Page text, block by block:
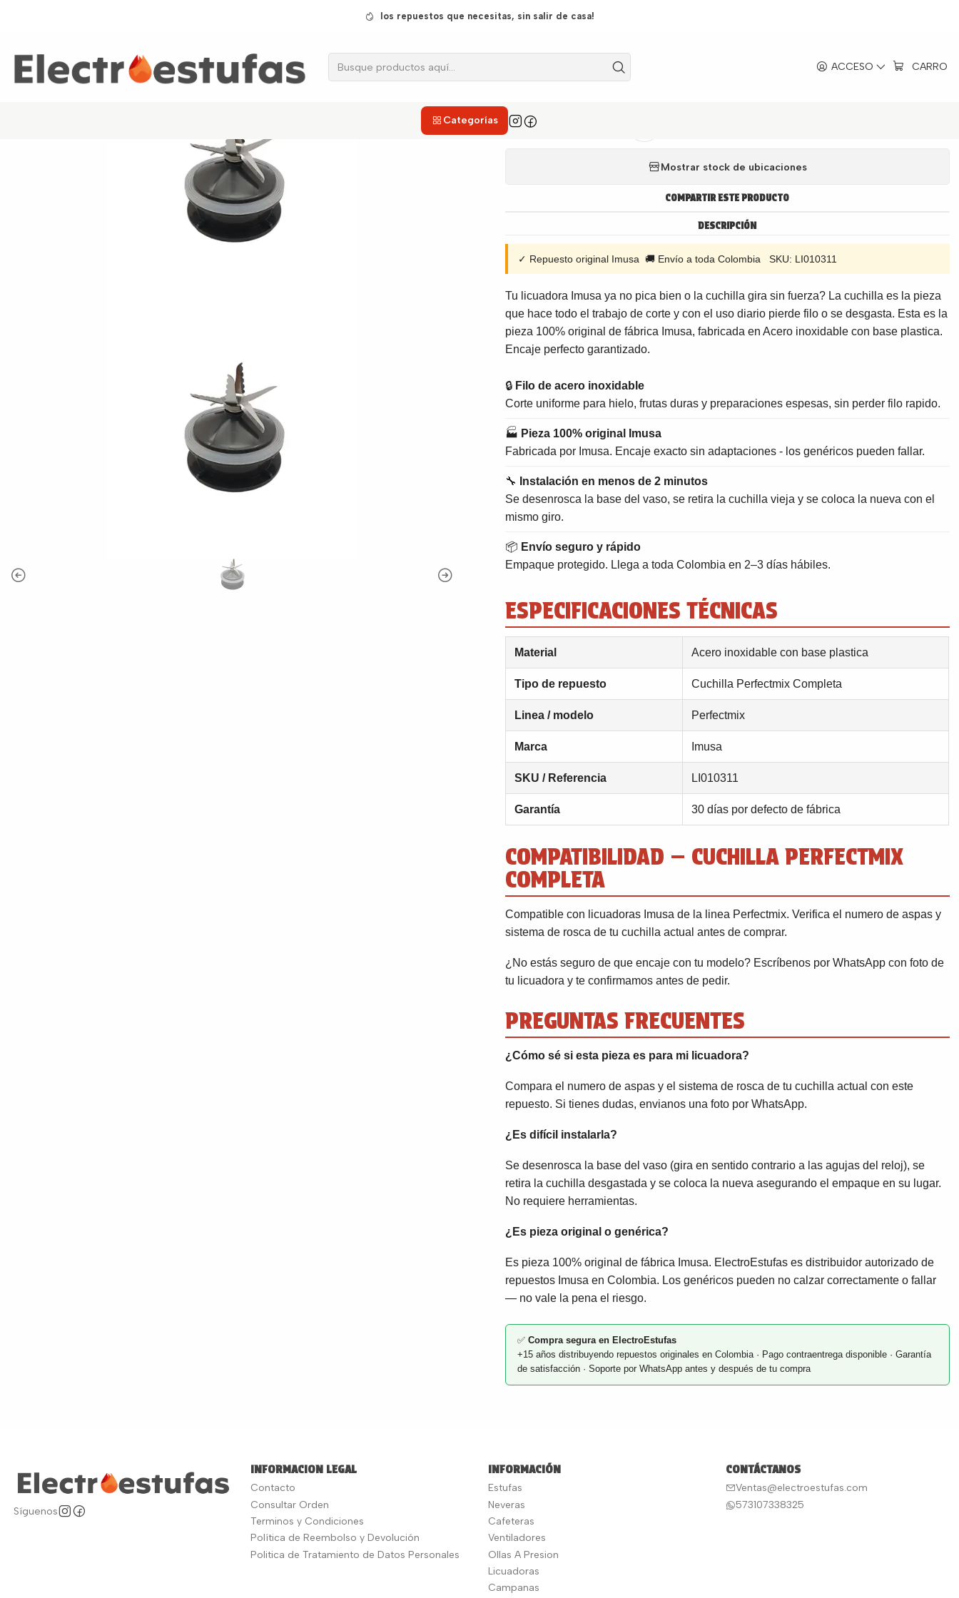
ACCESO CARRO
Categorías
los repuestos que necesitas, sin salir de casa!
Licuadoras Cuchillas Cuchilla Completa Imusa Perfectmix
Cuchilla Completa Imusa Perfectmix
Mostrar stock de ubicaciones
COMPARTIR ESTE PRODUCTO
DESCRIPCIÓN
✓ Repuesto original Imusa 🚚 Envío a toda Colombia SKU: LI010311
Tu licuadora Imusa ya no pica bien o la cuchilla gira sin fuerza? La cuchilla es la pieza
que hace todo el trabajo de corte y con el uso diario pierde filo o se desgasta. Esta es la
pieza 100% original de fábrica Imusa, fabricada en Acero inoxidable con base plastica.
Encaje perfecto garantizado.
🔒 Filo de acero inoxidable
Corte uniforme para hielo, frutas duras y preparaciones espesas, sin perder filo rapido.
🏭 Pieza 100% original Imusa
Fabricada por Imusa. Encaje exacto sin adaptaciones - los genéricos pueden fallar.
🔧
Instalación en menos de 2 minutos
Se desenrosca la base del vaso, se retira la cuchilla vieja y se coloca la nueva con el
mismo giro.
📦 Envío seguro y rápido
Empaque protegido. Llega a toda Colombia en 2–3 días hábiles.
ESPECIFICACIONES TÉCNICAS
Material Acero inoxidable con base plastica
Tipo de repuesto Cuchilla Perfectmix Completa
Linea / modelo Perfectmix
Marca Imusa
SKU / Referencia LI010311
Garantía 30 días por defecto de fábrica
COMPATIBILIDAD — CUCHILLA PERFECTMIX
COMPLETA
Compatible con licuadoras Imusa de la linea Perfectmix. Verifica el numero de aspas y
sistema de rosca de tu cuchilla actual antes de comprar.
¿No estás seguro de que encaje con tu modelo? Escríbenos por WhatsApp con foto de
tu licuadora y te confirmamos antes de pedir.
PREGUNTAS FRECUENTES
¿Cómo sé si esta pieza es para mi licuadora?
Compara el numero de aspas y el sistema de rosca de tu cuchilla actual con este
repuesto. Si tienes dudas, envianos una foto por WhatsApp.
¿Es difícil instalarla?
Se desenrosca la base del vaso (gira en sentido contrario a las agujas del reloj), se
retira la cuchilla desgastada y se coloca la nueva asegurando el empaque en su lugar.
No requiere herramientas.
¿Es pieza original o genérica?
Es pieza 100% original de fábrica Imusa. ElectroEstufas es distribuidor autorizado de
repuestos Imusa en Colombia. Los genéricos pueden no calzar correctamente o fallar
— no vale la pena el riesgo.
✅ Compra segura en ElectroEstufas
+15 años distribuyendo repuestos originales en Colombia · Pago contraentrega disponible · Garantía
de satisfacción · Soporte por WhatsApp antes y después de tu compra
Síguenos
INFORMACION LEGAL
Contacto
Consultar Orden
Terminos y Condiciones
Política de Reembolso y Devolución
Politica de Tratamiento de Datos Personales
INFORMACIÓN
Estufas
Neveras
Cafeteras
Ventiladores
Ollas A Presion
Licuadoras
Campanas
CONTÁCTANOS
Ventas@electroestufas.com
573107338325